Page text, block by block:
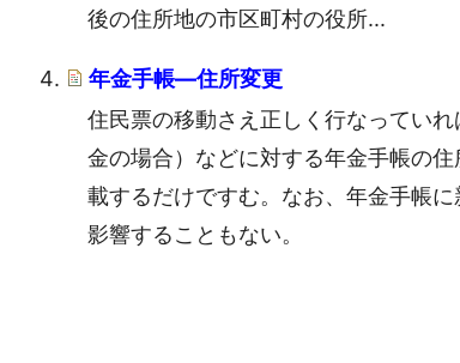
後の住所地の市区町村の役所...
年金手帳―住所変更
住民票の移動さえ正しく行なってい
金の場合）などに対する年金手帳の
載するだけですむ。なお、年金手帳
影響することもない。